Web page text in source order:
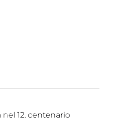
12. centenario